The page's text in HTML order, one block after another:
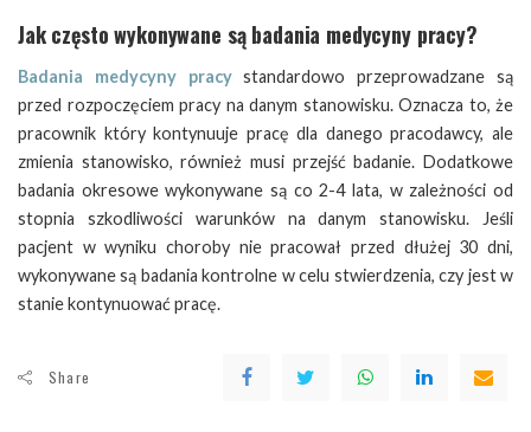
Jak często wykonywane są badania medycyny pracy?
Badania medycyny pracy standardowo przeprowadzane są
przed rozpoczęciem pracy na danym stanowisku. Oznacza to, że
pracownik który kontynuuje pracę dla danego pracodawcy, ale
zmienia stanowisko, również musi przejść badanie. Dodatkowe
badania okresowe wykonywane są co 2-4 lata, w zależności od
stopnia szkodliwości warunków na danym stanowisku. Jeśli
pacjent w wyniku choroby nie pracował przed dłużej 30 dni,
wykonywane są badania kontrolne w celu stwierdzenia, czy jest w
stanie kontynuować pracę.
Share